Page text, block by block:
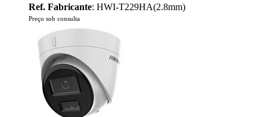
Ref. Fabricante: HWI-T229HA(2.8mm)
Preço sob consulta